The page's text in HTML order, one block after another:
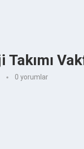
0 yorumlar